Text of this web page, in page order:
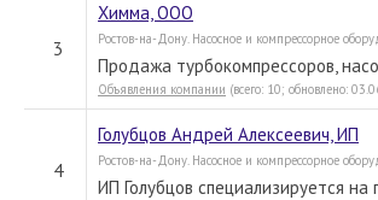
3
Химма, ООО
Ростов-на-Дону. Насосное и компрессорное
Продажа турбокомпрессоров,
Объявления компании (всего: 10; обновлено:
4
Голубцов Андрей Алексеевич, ИП
Ростов-на-Дону. Насосное и компрессорное
ИП Голубцов специализируется